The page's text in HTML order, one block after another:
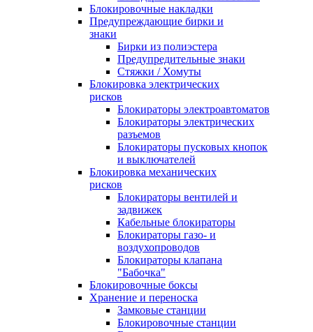
Блокировочные накладки
Предупреждающие бирки и
знаки
Бирки из полиэстера
Предупредительные знаки
Стяжки / Хомуты
Блокировка электрических
рисков
Блокираторы электроавтоматов
Блокираторы электрических
разъемов
Блокираторы пусковых кнопок
и выключателей
Блокировка механических
рисков
Блокираторы вентилей и
задвижек
Кабельные блокираторы
Блокираторы газо- и
воздухопроводов
Блокираторы клапана
"Бабочка"
Блокировочные боксы
Хранение и переноска
Замковые станции
Блокировочные станции